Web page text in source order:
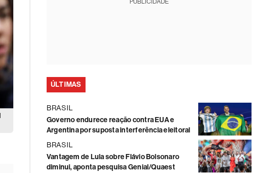
PUBLICIDADE
ÚLTIMAS
BRASIL
Governo endurece reação contra EUA e
Argentina por suposta interferência eleitoral
BRASIL
Vantagem de Lula sobre Flávio Bolsonaro
diminui, aponta pesquisa Genial/Quaest